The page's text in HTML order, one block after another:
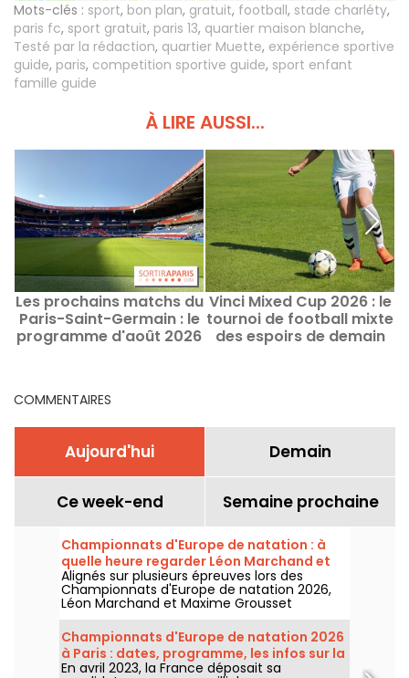
Mots-clés : sport, bon plan, gratuit, football, stade charléty,
paris fc, sport gratuit, paris 13, quartier maison blanche,
Testé par la rédaction, quartier Muette, expérience sportive
guide, paris, competition sportive guide, sport enfant
famille guide
À LIRE AUSSI...
Les prochains matchs du
Paris-Saint-Germain : le
programme d'août 2026
Vinci Mixed Cup 2026 : le
tournoi de football mixte
des espoirs de demain
COMMENTAIRES
Aujourd'hui Demain
Ce week-end Semaine prochaine
Championnats d'Europe de natation : à
quelle heure regarder Léon Marchand et
Maxime Grousset ?
Alignés sur plusieurs épreuves lors des
Championnats d'Europe de natation 2026,
Léon Marchand et Maxime Grousset
comptent parmi les grandes chances de
médailles tricolores. Voici le calendrier précis
de leurs courses pour ne rien manquer de
leurs prestations dans le bassin.
Championnats d'Europe de natation 2026
à Paris : dates, programme, les infos sur la
compétition
En avril 2023, la France déposait sa